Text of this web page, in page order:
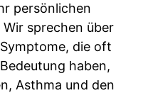
persönlichen
Wir sprechen über
die oft
haben,
Asthma und den